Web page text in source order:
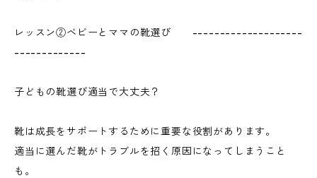
レッスン②ベビーとママの靴選び --------------------
-------------
子どもの靴選び適当で大丈夫？
靴は成長をサポートするために重要な役割があります。
適当に選んだ靴がトラブルを招く原因になってしまうこと
も。